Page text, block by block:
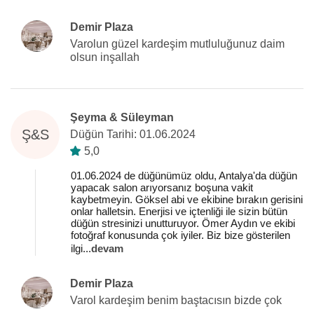
Demir Plaza
Varolun güzel kardeşim mutluluğunuz daim
olsun inşallah
Ş&S
Şeyma & Süleyman
Düğün Tarihi: 01.06.2024
5,0
01.06.2024 de düğünümüz oldu, Antalya'da düğün
yapacak salon arıyorsanız boşuna vakit
kaybetmeyin. Göksel abi ve ekibine bırakın gerisini
onlar halletsin. Enerjisi ve içtenliği ile sizin bütün
düğün stresinizi unutturuyor. Ömer Aydın ve ekibi
fotoğraf konusunda çok iyiler. Biz bize gösterilen
ilgi...devam
Demir Plaza
Varol kardeşim benim baştacısın bizde çok